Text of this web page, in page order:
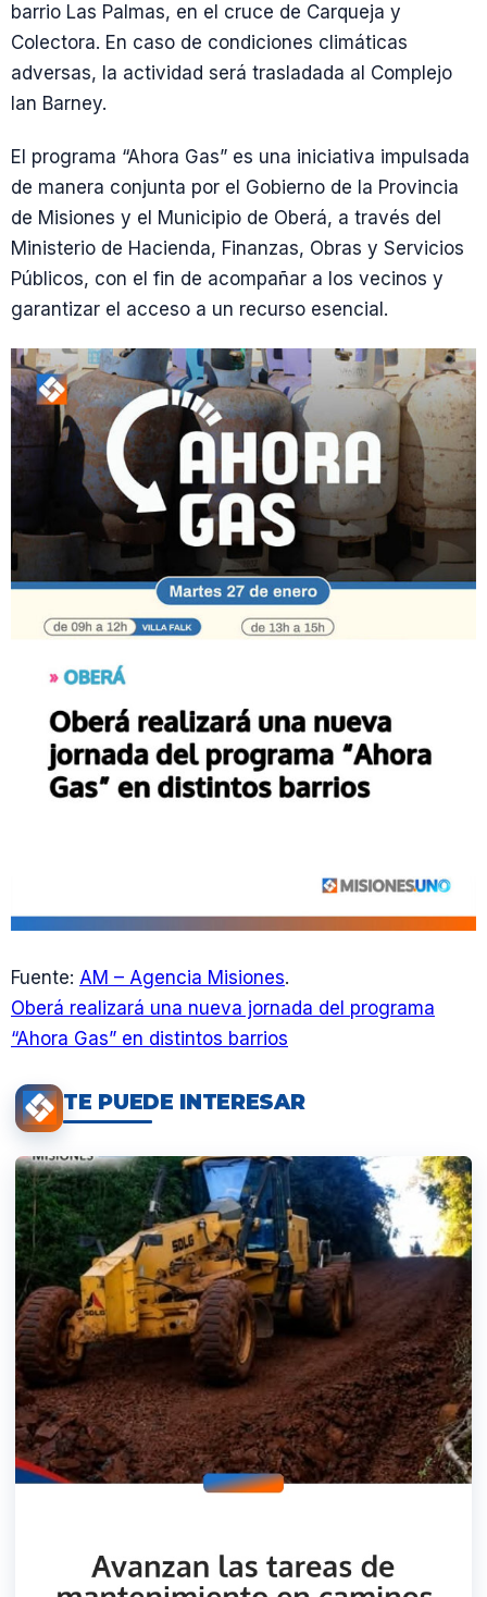
barrio Las Palmas, en el cruce de Carqueja y
Colectora. En caso de condiciones climáticas
adversas, la actividad será trasladada al Complejo
Ian Barney.
El programa “Ahora Gas” es una iniciativa impulsada
de manera conjunta por el Gobierno de la Provincia
de Misiones y el Municipio de Oberá, a través del
Ministerio de Hacienda, Finanzas, Obras y Servicios
Públicos, con el fin de acompañar a los vecinos y
garantizar el acceso a un recurso esencial.
Fuente: AM – Agencia Misiones.
Oberá realizará una nueva jornada del programa
“Ahora Gas” en distintos barrios
TE PUEDE INTERESAR